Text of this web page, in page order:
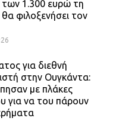
των 1.300 ευρώ τη
φιλοξενήσει τον
για διεθνή
στην Ουγκάντα:
με πλάκες
για να του πάρουν